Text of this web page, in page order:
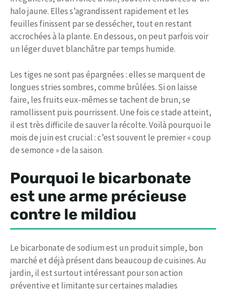
halo jaune. Elles s’agrandissent rapidement et les
feuilles finissent par se dessécher, tout en restant
accrochées à la plante. En dessous, on peut parfois voir
un léger duvet blanchâtre par temps humide.
Les tiges ne sont pas épargnées : elles se marquent de
longues stries sombres, comme brûlées. Si on laisse
faire, les fruits eux-mêmes se tachent de brun, se
ramollissent puis pourrissent. Une fois ce stade atteint,
il est très difficile de sauver la récolte. Voilà pourquoi le
mois de juin est crucial : c’est souvent le premier « coup
de semonce » de la saison.
Pourquoi le bicarbonate
est une arme précieuse
contre le mildiou
Le bicarbonate de sodium est un produit simple, bon
marché et déjà présent dans beaucoup de cuisines. Au
jardin, il est surtout intéressant pour son action
préventive et limitante sur certaines maladies